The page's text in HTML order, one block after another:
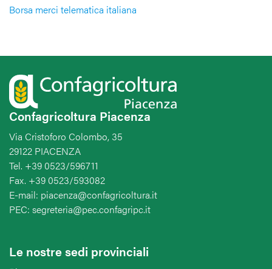
Borsa merci telematica italiana
Confagricoltura Piacenza
Via Cristoforo Colombo, 35
29122 PIACENZA
Tel. +39 0523/596711
Fax. +39 0523/593082
E-mail: piacenza@confagricoltura.it
PEC: segreteria@pec.confagripc.it
Le nostre sedi provinciali